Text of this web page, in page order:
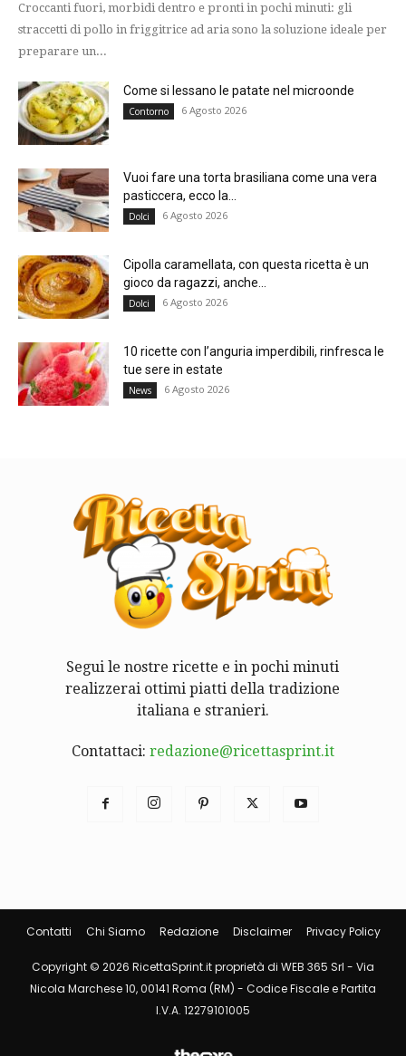
Croccanti fuori, morbidi dentro e pronti in pochi minuti: gli
straccetti di pollo in friggitrice ad aria sono la soluzione ideale per
preparare un...
Come si lessano le patate nel microonde
Contorno 6 Agosto 2026
Vuoi fare una torta brasiliana come una vera
pasticcera, ecco la...
Dolci 6 Agosto 2026
Cipolla caramellata, con questa ricetta è un
gioco da ragazzi, anche...
Dolci 6 Agosto 2026
10 ricette con l’anguria imperdibili, rinfresca le
tue sere in estate
News 6 Agosto 2026
Segui le nostre ricette e in pochi minuti
realizzerai ottimi piatti della tradizione
italiana e stranieri.
Contattaci: redazione@ricettasprint.it
Contatti Chi Siamo Redazione Disclaimer Privacy Policy
Copyright © 2026 RicettaSprint.it proprietà di WEB 365 Srl - Via
Nicola Marchese 10, 00141 Roma (RM) - Codice Fiscale e Partita
I.V.A. 12279101005